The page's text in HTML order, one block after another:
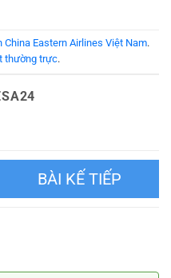
China Eastern Airlines Việt Nam.
thường trực.